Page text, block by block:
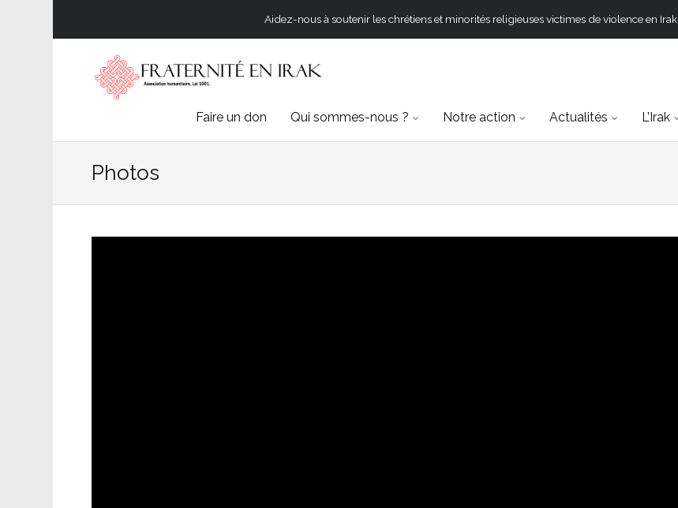
Aidez-nous à soutenir les chrétiens et minorités religieuses victimes de violence en Irak
Faire un don Qui sommes-nous ? Notre action Actualités L’Irak
Photos